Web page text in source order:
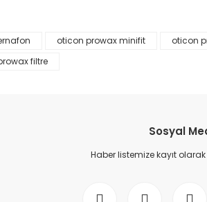
siz yapın!
formunu kullanarak tarafımıza
oticon prowax minifit oticon
filtre
Sosyal
Haber listemize kayıt